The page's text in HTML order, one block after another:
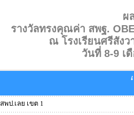
ผ
รางวัลทรงคุณค่า สพฐ.
ณ โรงเรียนศรีสัง
วันที่ 8-9 เ
สพป.เลย เขต 1